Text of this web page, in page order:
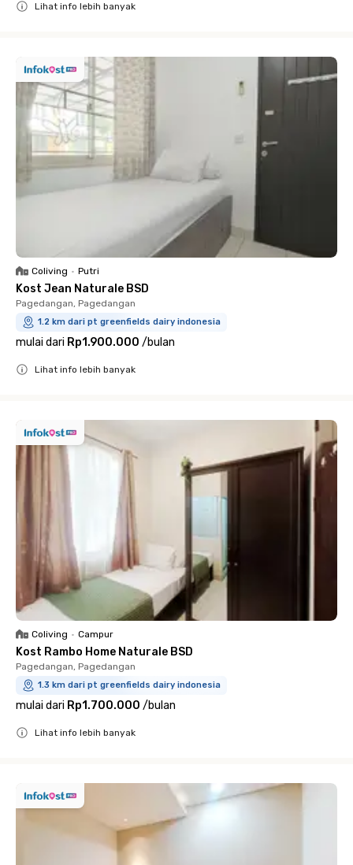
Lihat info lebih banyak
Coliving • Putri
Kost Jean Naturale BSD
Pagedangan, Pagedangan
1.2 km dari pt greenfields dairy indonesia
mulai dari Rp1.900.000 /bulan
Lihat info lebih banyak
Coliving • Campur
Kost Rambo Home Naturale BSD
Pagedangan, Pagedangan
1.3 km dari pt greenfields dairy indonesia
mulai dari Rp1.700.000 /bulan
Lihat info lebih banyak